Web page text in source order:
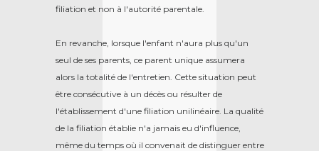
filiation et non à l'autorité parentale.
En revanche, lorsque l'enfant n'aura plus qu'un
seul de ses parents, ce parent unique assumera
alors la totalité de l'entretien. Cette situation peut
être consécutive à un décès ou résulter de
l'établissement d'une filiation unilinéaire. La qualité
de la filiation établie n'a jamais eu d'influence,
même du temps où il convenait de distinguer entre